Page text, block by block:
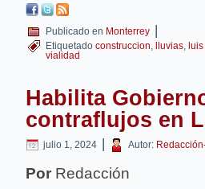
Publicado en Monterrey |
Etiquetado construccion, lluvias,
vialidad
Habilita
contraflujos en
julio 1, 2024 | Autor:
Por Redacción